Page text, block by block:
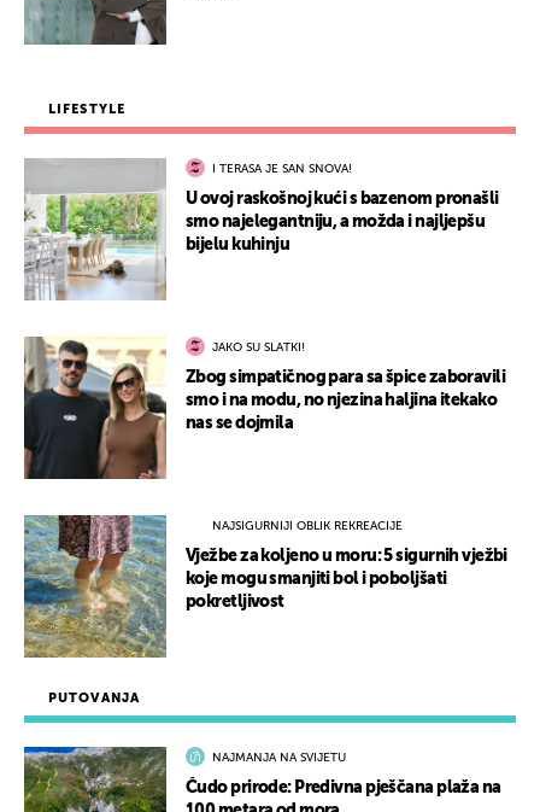
PUTOVANJA
NAJMANJA NA SVIJETU
Čudo prirode: Predivna pješčana plaža na
LIFESTYLE
I TERASA JE SAN SNOVA!
U ovoj raskošnoj kući s bazenom pronašli
smo najelegantniju, a možda i najljepšu
bijelu kuhinju
JAKO SU SLATKI!
Zbog simpatičnog para sa špice zaboravili
smo i na modu, no njezina haljina itekako
nas se dojmila
NAJSIGURNIJI OBLIK REKREACIJE
Vježbe za koljeno u moru: 5 sigurnih vježbi
koje mogu smanjiti bol i poboljšati
pokretljivost